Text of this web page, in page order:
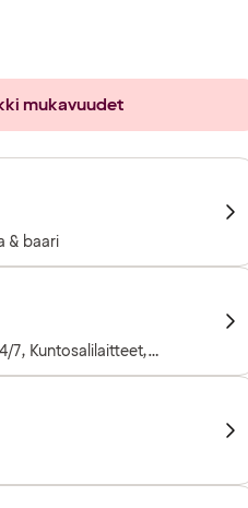
mukavuudet
& baari
7, Kuntosalilaitteet,
Sisäänpääsy